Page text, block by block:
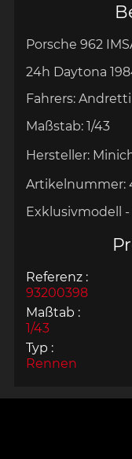
Porsche 962
24h Daytona
Fahrers:
Maßstab: 1/43
Hersteller:
Artikelnummer:
Exklusivmodell -
Referenz :
93200398
Maßtab :
1/43
Typ :
Rennen